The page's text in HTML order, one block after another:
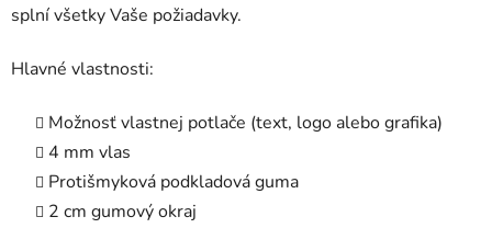
splní všetky Vaše požiadavky.
Hlavné vlastnosti:
Možnosť vlastnej potlače (text, logo alebo grafika)
4 mm vlas
Protišmyková podkladová guma
2 cm gumový okraj